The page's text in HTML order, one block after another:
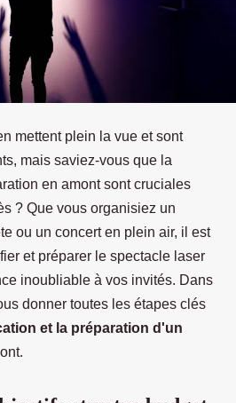
mettent plein la vue et sont
mais saviez-vous que la
en amont sont cruciales
? Que vous organisiez un
ou un concert en plein air, il est
et préparer le spectacle laser
inoubliable à vos invités. Dans
donner toutes les étapes clés
et la préparation d'un